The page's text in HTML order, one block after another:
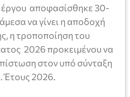
έργου αποφασίσθηκε 30-
να γίνει η αποδοχή
η τροποποίηση του
2026 προκειμένου να
στον υπό σύνταξη
Έτους 2026.